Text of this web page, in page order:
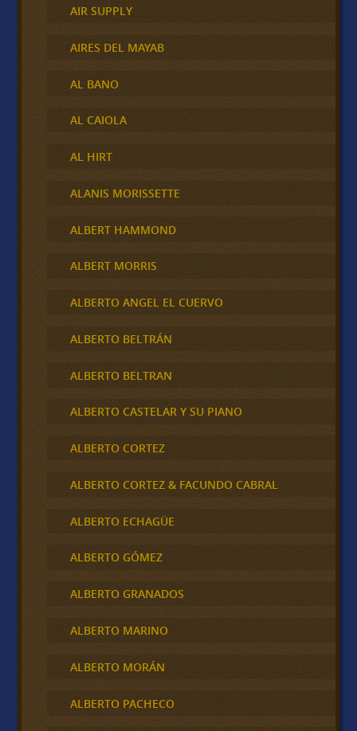
AIR SUPPLY
AIRES DEL MAYAB
AL BANO
AL CAIOLA
AL HIRT
ALANIS MORISSETTE
ALBERT HAMMOND
ALBERT MORRIS
ALBERTO ANGEL EL CUERVO
ALBERTO BELTRÁN
ALBERTO BELTRAN
ALBERTO CASTELAR Y SU PIANO
ALBERTO CORTEZ
ALBERTO CORTEZ & FACUNDO CABRAL
ALBERTO ECHAGÜE
ALBERTO GÓMEZ
ALBERTO GRANADOS
ALBERTO MARINO
ALBERTO MORÁN
ALBERTO PACHECO